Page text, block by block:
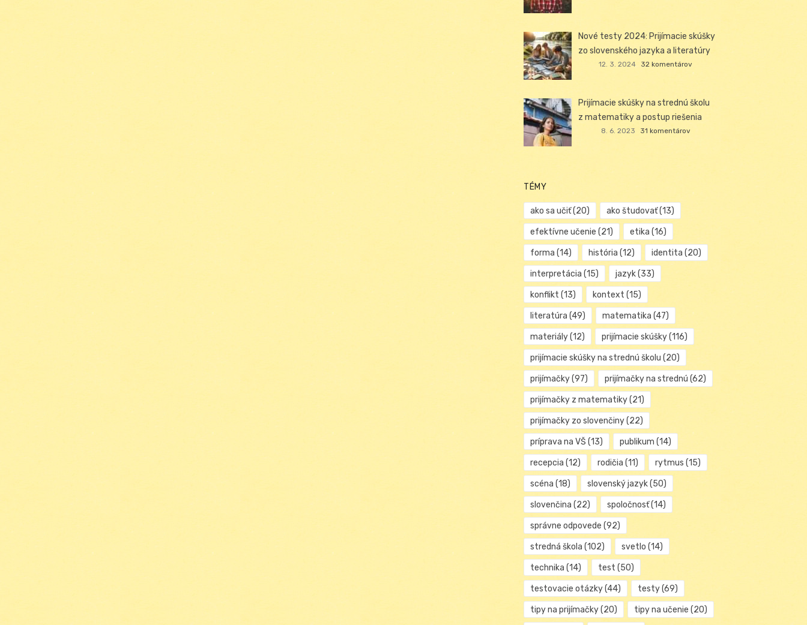
Nové testy 2024: Prijímacie skúšky
zo slovenského jazyka a literatúry
12. 3. 2024 32 komentárov
Prijímacie skúšky na strednú školu
z matematiky a postup riešenia
8. 6. 2023 31 komentárov
TÉMY
ako sa učiť(20) ako študovať(13)
efektívne učenie (21) etika (16)
forma (14) história (12) identita (20)
interpretácia (15) jazyk(33)
konflikt (13) kontext (15)
literatúra (49) matematika (47)
materiály(12) prijímacie skúšky(116)
prijímacie skúšky na strednú školu (20)
prijímačky(97) prijímačky na strednú (62)
prijímačky z matematiky(21)
prijímačky zo slovenčiny(22)
príprava na VŠ (13) publikum (14)
recepcia (12) rodičia (11) rytmus (15)
scéna (18) slovenský jazyk(50)
slovenčina (22) spoločnosť(14)
správne odpovede (92)
stredná škola (102) svetlo (14)
technika (14) test (50)
testovacie otázky(44) testy(69)
tipy na prijímačky(20) tipy na učenie (20)